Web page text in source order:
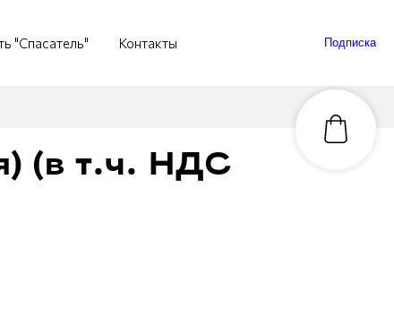
"Спасатель" Контакты Подписка
(в т.ч. НДС